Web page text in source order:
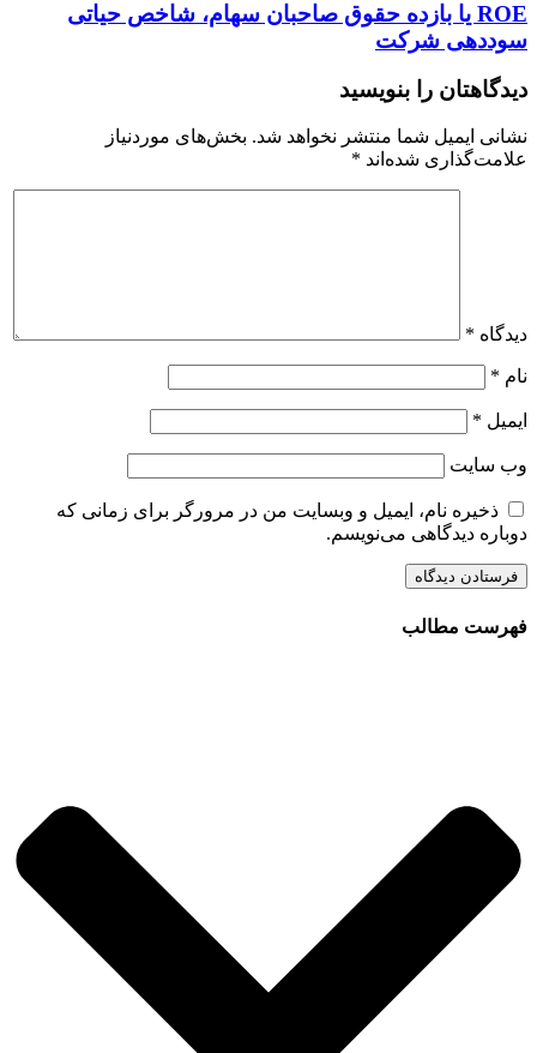
ROE یا بازده حقوق صاحبان سهام، شاخص حیاتی
سوددهی شرکت
دیدگاهتان را بنویسید
نشانی ایمیل شما منتشر نخواهد شد. بخش‌های موردنیاز
علامت‌گذاری شده‌اند *
دیدگاه *
نام *
ایمیل *
وب‌ سایت
ذخیره نام، ایمیل و وبسایت من در مرورگر برای زمانی که
دوباره دیدگاهی می‌نویسم.
فهرست مطالب